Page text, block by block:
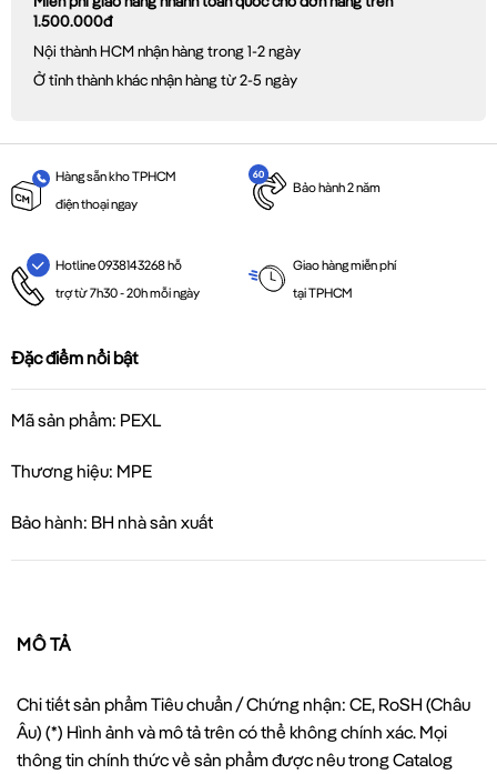
1.500.000đ
Nội thành HCM nhận hàng trong 1-2 ngày
Ở tỉnh thành khác nhận hàng từ 2-5 ngày
Hàng sẵn kho TPHCM
điện thoại ngay
Bảo hành 2 năm
Hotline 0938143268 hỗ
trợ từ 7h30 - 20h mỗi ngày
Giao hàng miễn phí
tại TPHCM
Đặc điểm nổi bật
Mã sản phẩm: PEXL
Thương hiệu: MPE
Bảo hành: BH nhà sản xuất
MÔ TẢ
Chi tiết sản phẩm Tiêu chuẩn / Chứng nhận: CE, RoSH (Châu
Âu) (*) Hình ảnh và mô tả trên có thể không chính xác. Mọi
thông tin chính thức về sản phẩm được nêu trong Catalog